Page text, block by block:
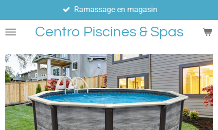
au
contenu Centro Piscines & Spas
Ramassage en magasin